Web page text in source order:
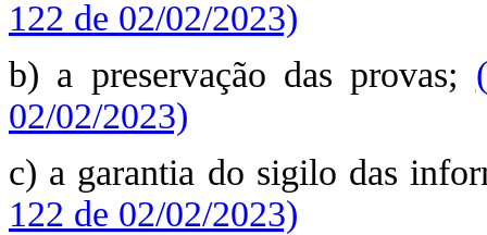
122 de 02/02/2023)
b) a preservação das provas;
02/02/2023)
c) a garantia do sigilo das
122 de 02/02/2023)